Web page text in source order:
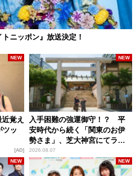
ニッポン』放送決定！
覚え
ツッ
NEW
AD
入手困難の強運御守！？ 平
安時代から続く「関東のお伊
勢さま」、芝大神宮にてラン
パンプスが合格祈願！
2026.08.07
NEW
NEW NEW